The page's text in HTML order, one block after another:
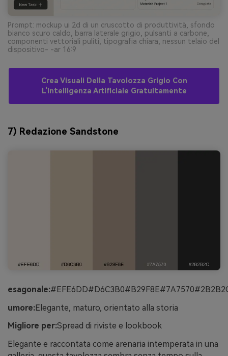
Prompt: mockup ui 2d di un cruscotto di produttività, sfondo
bianco scuro caldo, barra laterale grigio, pulsanti a carbone,
componenti vettoriali puliti, tipografia chiara, nessun telaio del
dispositivo- -ar 16:9
Crea Visuali Della Tavolozza Grigio Con
L'intelligenza Artificiale Gratuitamente
7) Redazione Sandstone
esagonale:
umore:Elegante, maturo, orientato alla storia
Migliore per:Spread di riviste e lookbook
Elegante e raccontata come arenaria intemperata in una